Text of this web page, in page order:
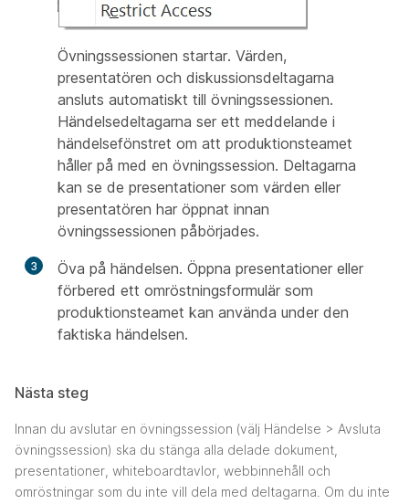
Övningssessionen startar. Värden,
presentatören och diskussionsdeltagarna
ansluts automatiskt till övningssessionen.
Händelsedeltagarna ser ett meddelande i
händelsefönstret om att produktionsteamet
håller på med en övningssession. Deltagarna
kan se de presentationer som värden eller
presentatören har öppnat innan
övningssessionen påbörjades.
3
Öva på händelsen. Öppna presentationer eller
förbered ett omröstningsformulär som
produktionsteamet kan använda under den
faktiska händelsen.
Nästa steg
Innan du avslutar en övningssession (välj Händelse > Avsluta
övningssession) ska du stänga alla delade dokument,
presentationer, whiteboardtavlor, webbinnehåll och
omröstningar som du inte vill dela med deltagarna. Om du inte